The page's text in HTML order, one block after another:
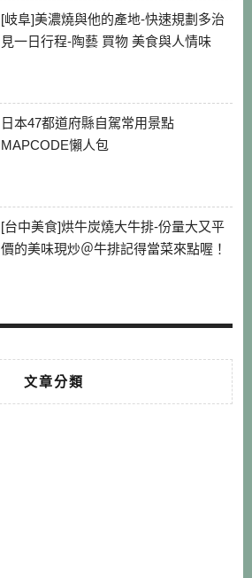
[岐阜]美濃燒與他的產地-快速規劃多治
見一日行程-陶藝 買物 美食與人情味
日本47都道府縣自駕常用景點
MAPCODE懶人包
[台中美食]烘牛炭燒大牛排-份量大又平
價的美味現炒＠牛排記得當菜來點喔！
文章分類